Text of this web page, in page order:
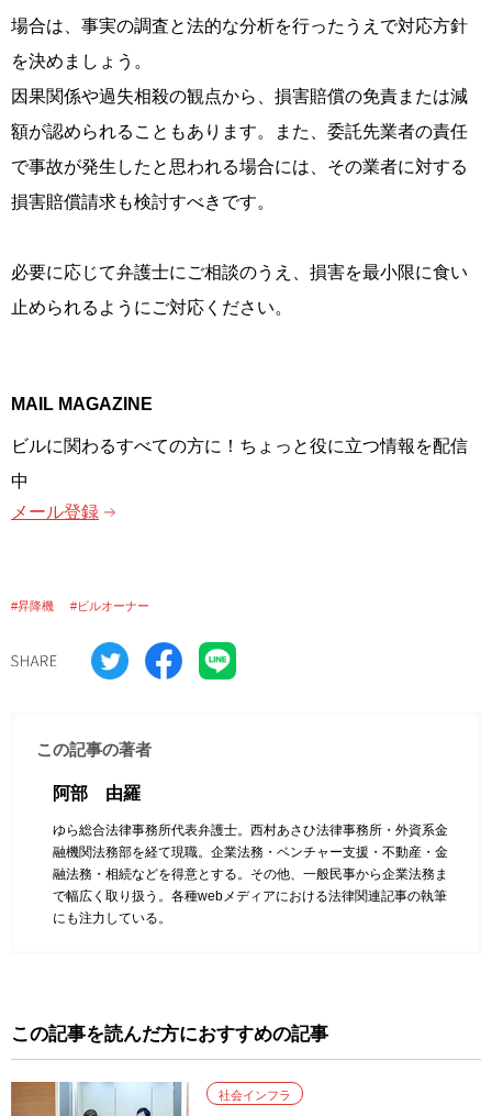
場合は、事実の調査と法的な分析を行ったうえで対応方針
を決めましょう。
因果関係や過失相殺の観点から、損害賠償の免責または減
額が認められることもあります。また、委託先業者の責任
で事故が発生したと思われる場合には、その業者に対する
損害賠償請求も検討すべきです。
必要に応じて弁護士にご相談のうえ、損害を最小限に食い
止められるようにご対応ください。
MAIL MAGAZINE
ビルに関わるすべての方に！ちょっと役に立つ情報を配信
中
メール登録
#昇降機 #ビルオーナー
この記事の著者
阿部 由羅
ゆら総合法律事務所代表弁護士。西村あさひ法律事務所・外資系金
融機関法務部を経て現職。企業法務・ベンチャー支援・不動産・金
融法務・相続などを得意とする。その他、一般民事から企業法務ま
で幅広く取り扱う。各種webメディアにおける法律関連記事の執筆
にも注力している。
この記事を読んだ方におすすめの記事
社会インフラ